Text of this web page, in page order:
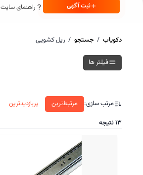
ثبت آگهی راهنمای سایت
دکویاب جستجو ریل کشویی
فیلتر ها
مرتب سازی: مرتبط‌ترین پربازدید‌ترین
۱۳نتیجه